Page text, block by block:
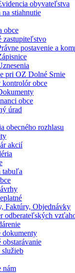
obyvateľstva
stiahnutie
obce
zastupiteľstvo
postavenie a
pri OZ Dolné Srnie
obce
obce
úrad
obecného rozhlasu
akcií
tabuľa
Faktúry, Objednávky
odberateľských
dokumenty
obstarávanie
nám